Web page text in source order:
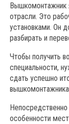
Вышкомонтажник
отрасли. Это
установками. Он
разбирать и
Чтобы получить
специальности,
сдать успешно
особенности